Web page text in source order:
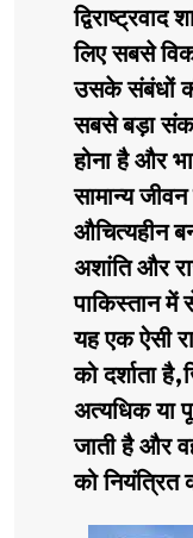
लिए सबसे
उसके संबंधों
सबसे बड़ा
होना है और
सामान्य
औचित्यहीन
अशांति और
पाकिस्तान में
यह एक ऐसी
को दर्शाता
अत्यधिक या
जाती है और
को नियंत्रित